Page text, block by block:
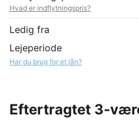
Hvad er indflytningspris?
Ledig fra
Lejeperiode
Har du brug for et lån?
Eftertragtet 3-